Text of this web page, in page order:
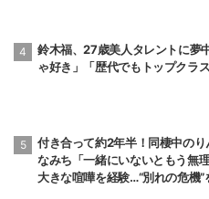
鈴木福、27歳美人タレントに夢
ゃ好き」「歴代でもトップクラス
付き合って約2年半！同棲中のり
なみち「一緒にいないともう無理
大きな喧嘩を経験…“別れの危機”